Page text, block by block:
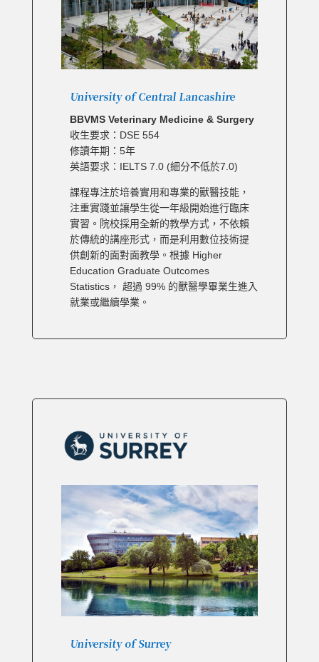
University of Central Lancashire
BBVMS Veterinary Medicine & Surgery
收生要求：DSE 554
修讀年期：5年
英語要求：IELTS 7.0 (細分不低於7.0)
課程專注於培養實用和專業的獸醫技能，
注重實踐並讓學生從一年級開始進行臨床
實習。院校採用全新的教學方式，不依賴
於傳統的講座形式，而是利用數位技術提
供創新的面對面教學。根據 Higher
Education Graduate Outcomes
Statistics， 超過 99% 的獸醫學畢業生進入
就業或繼續學業。
University of Surrey